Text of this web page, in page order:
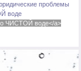
проблемы
воде
о ЧИСТОЙ воде</a>